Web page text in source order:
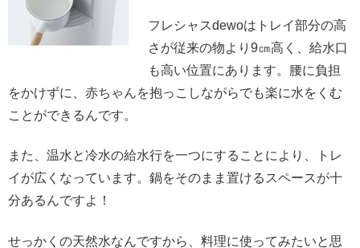
フレシャスdewoはトレイ部分の高
さが従来の物より9㎝高く、給水口
も高い位置にあります。腰に負担
をかけずに、赤ちゃんを抱っこしながらでも楽に水をくむ
ことができるんです。
また、温水と冷水の給水行を一つにすることにより、トレ
イが広くなっています。鍋をそのまま置けるスペースが十
分あるんですよ！
せっかくの天然水なんですから、料理に使ってみたいと思